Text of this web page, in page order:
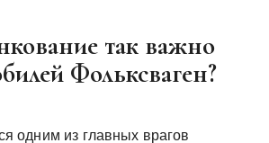
так важно
Фольксваген?
одним из главных врагов